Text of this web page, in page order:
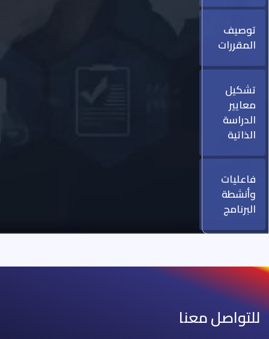
توصيف
المقررات
تشكيل
معايير
الدراسة
الذاتية
فاعليات
وأنشطة
البرنامج
للتواصل معنا